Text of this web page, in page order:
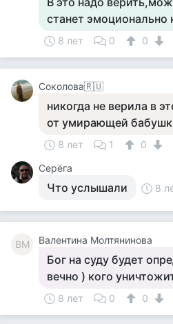
станет эмоционально
8 лет 0 0
Соколова🇷🇺
никогда не верила в
от умирающей
8 лет 1
0
Серёга
Что услышали 8
ВМ Валентина Молтянинова
Бог на суду будет
вечно ) кого
8 лет 0 0